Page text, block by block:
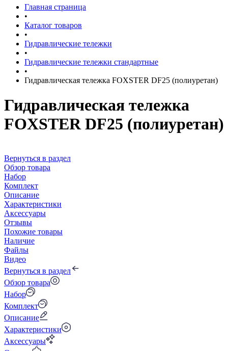
Главная страница
•
Каталог товаров
•
Гидравлические тележки
•
Гидравлические тележки стандартные
•
Гидравлическая тележка FOXSTER DF25 (полиуретан)
Гидравлическая тележка
FOXSTER DF25 (полиуретан)
Вернуться в раздел
Обзор товара
Набор
Комплект
Описание
Характеристики
Аксессуары
Отзывы
Похожие товары
Наличие
Файлы
Видео
Вернуться в раздел
Обзор товара
Набор
Комплект
Описание
Характеристики
Аксессуары